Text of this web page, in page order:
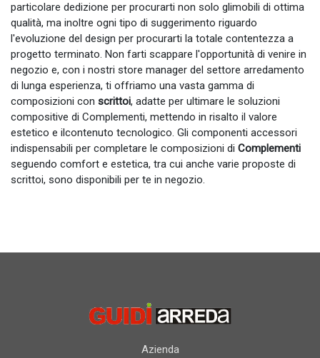
particolare dedizione per procurarti non solo glimobili di ottima
qualità, ma inoltre ogni tipo di suggerimento riguardo
l'evoluzione del design per procurarti la totale contentezza a
progetto terminato. Non farti scappare l'opportunità di venire in
negozio e, con i nostri store manager del settore arredamento
di lunga esperienza, ti offriamo una vasta gamma di
composizioni con scrittoi, adatte per ultimare le soluzioni
compositive di Complementi, mettendo in risalto il valore
estetico e ilcontenuto tecnologico. Gli componenti accessori
indispensabili per completare le composizioni di Complementi
seguendo comfort e estetica, tra cui anche varie proposte di
scrittoi, sono disponibili per te in negozio.
Azienda